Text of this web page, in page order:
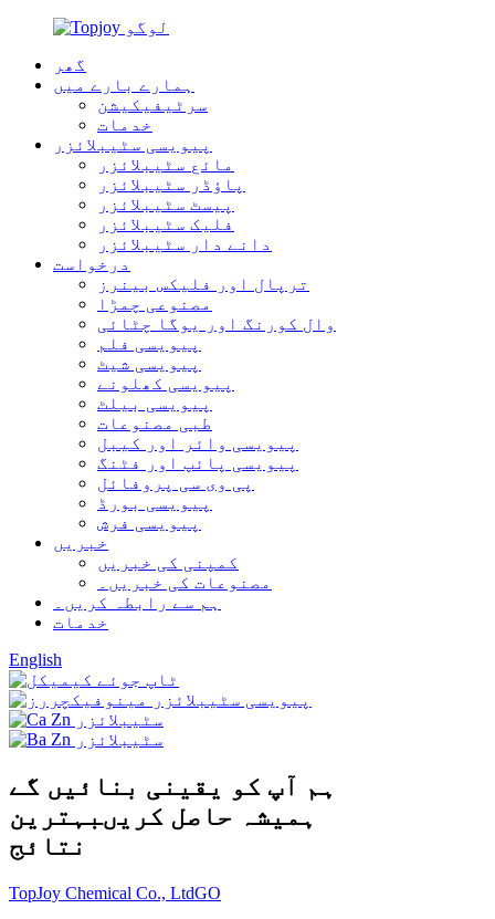
گھر
ہمارے بارے میں
سرٹیفیکیشن
خدمات
پیویسی سٹیبلائزر
مائع سٹیبلائزر
پاؤڈر سٹیبلائزر
پیسٹ سٹیبلائزر
فلیک سٹیبلائزر
دانے دار سٹیبلائزر
درخواست
ترپال اور فلیکس بینرز
مصنوعی چمڑا
وال کورنگ اور یوگا چٹائی
پیویسی فلم
پیویسی شیٹ
پیویسی کھلونے
پیویسی بیلٹ
طبی مصنوعات
پیویسی وائر اور کیبل
پیویسی پائپ اور فٹنگ
پی وی سی پروفائل
پیویسی بورڈ
پیویسی فرش
خبریں
کمپنی کی خبریں
مصنوعات کی خبریں۔
ہم سے رابطہ کریں۔
خدمات
English
ہم آپ کو یقینی بنائیں گے
ہمیشہ حاصل کریںبہترین
نتائج
TopJoy Chemical Co., LtdGO